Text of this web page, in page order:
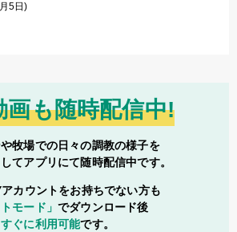
5日)
画も随時配信中!
や牧場での日々の調教の様子を
てアプリにて随時配信中です。
カウントをお持ちでない方も
モード」 でダウンロード後
すぐに利用可能です。